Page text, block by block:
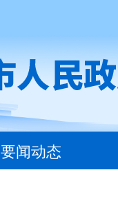
要闻动态